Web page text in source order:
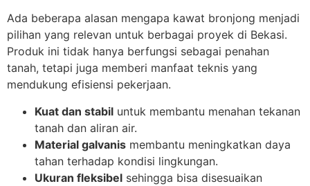
Ada beberapa alasan mengapa kawat bronjong menjadi
pilihan yang relevan untuk berbagai proyek di Bekasi.
Produk ini tidak hanya berfungsi sebagai penahan
tanah, tetapi juga memberi manfaat teknis yang
mendukung efisiensi pekerjaan.
Kuat dan stabil untuk membantu menahan tekanan
tanah dan aliran air.
Material galvanis membantu meningkatkan daya
tahan terhadap kondisi lingkungan.
Ukuran fleksibel sehingga bisa disesuaikan